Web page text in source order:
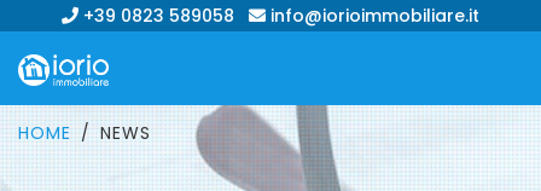
+39 0823 589058 info@iorioimmobiliare.it
HOME NEWS